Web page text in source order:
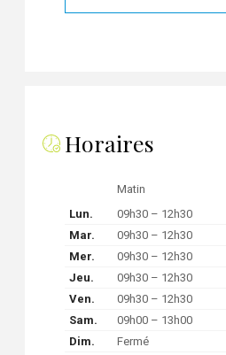
Horaires
Matin
Lun.
09h30 – 12h30
Mar.
09h30 – 12h30
Mer.
09h30 – 12h30
Jeu.
09h30 – 12h30
Ven.
09h30 – 12h30
Sam.
09h00 – 13h00
Dim.
Fermé